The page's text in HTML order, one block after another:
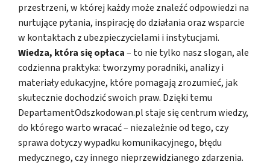
przestrzeni, w której każdy może znaleźć odpowiedzi na
nurtujące pytania, inspirację do działania oraz wsparcie
w kontaktach z ubezpieczycielami i instytucjami.
Wiedza, która się opłaca– to nie tylko nasz slogan, ale
codzienna praktyka: tworzymy poradniki, analizy i
materiały edukacyjne, które pomagają zrozumieć, jak
skutecznie dochodzić swoich praw. Dzięki temu
DepartamentOdszkodowan.pl staje się centrum wiedzy,
do którego warto wracać – niezależnie od tego, czy
sprawa dotyczy wypadku komunikacyjnego, błędu
medycznego, czy innego nieprzewidzianego zdarzenia.